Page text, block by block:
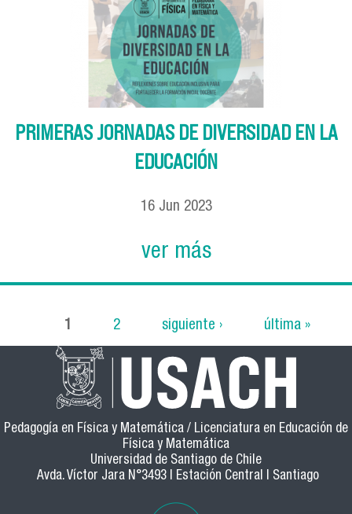
PRIMERAS JORNADAS DE DIVERSIDAD EN LA
EDUCACIÓN
16 Jun 2023
ver más
Páginas
1 2 siguiente › última »
Pedagogía en Física y Matemática / Licenciatura en Educación de
Física y Matemática
Universidad de Santiago de Chile
Avda. Víctor Jara N°3493 | Estación Central | Santiago